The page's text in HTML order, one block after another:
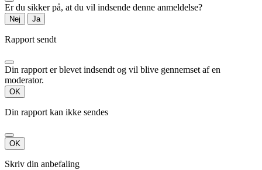
Er du sikker på, at du vil indsende denne anmeldelse?
Nej Ja
Rapport sendt
Din rapport er blevet indsendt og vil blive gennemset af en
moderator.
OK
Din rapport kan ikke sendes
OK
Skriv din anbefaling